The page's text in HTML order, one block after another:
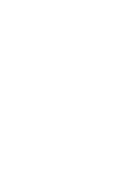
Swan Ecolabel
majandatud
välistingimustes.